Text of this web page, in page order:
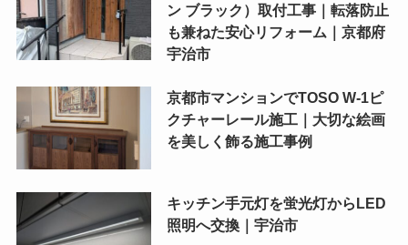
ン ブラック）取付工事｜転落防止
も兼ねた安心リフォーム｜京都府
宇治市
京都市マンションでTOSO W-1ピ
クチャーレール施工｜大切な絵画
を美しく飾る施工事例
キッチン手元灯を蛍光灯からLED
照明へ交換｜宇治市